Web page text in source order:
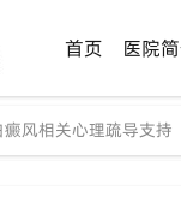
首页 医院
风相关心理疏导支持